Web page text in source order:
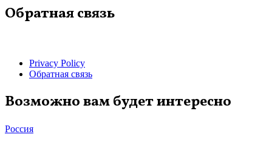
Обратная связь
Privacy Policy
Обратная связь
Возможно вам будет интересно
Россия